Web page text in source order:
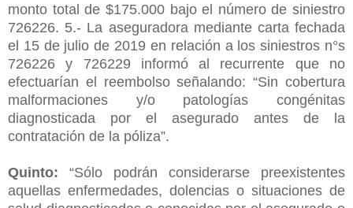
monto total de $175.000 bajo el número de siniestro
726226. 5.- La aseguradora mediante carta fechada
el 15 de julio de 2019 en relación a los siniestros n°s
726226 y 726229 informó al recurrente que no
efectuarían el reembolso señalando: “Sin cobertura
malformaciones y/o patologías congénitas
diagnosticada por el asegurado antes de la
contratación de la póliza”.
Quinto: “Sólo podrán considerarse preexistentes
aquellas enfermedades, dolencias o situaciones de